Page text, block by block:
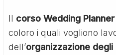
ll corso Wedding
coloro i quali vogliono
dell’organizzazione